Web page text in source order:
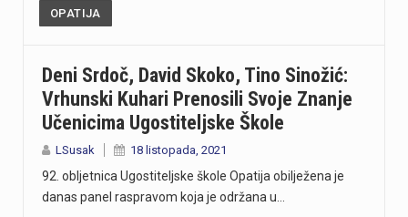
OPATIJA
Deni Srdoč, David Skoko, Tino Sinožić:
Vrhunski Kuhari Prenosili Svoje Znanje
Učenicima Ugostiteljske Škole
LSusak 18 listopada, 2021
92. obljetnica Ugostiteljske škole Opatija obilježena je
danas panel raspravom koja je održana u…